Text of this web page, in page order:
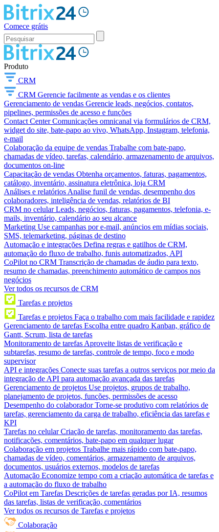
Comece grátis
Produto
CRM
CRM Gerencie facilmente as vendas e os clientes
Gerenciamento de vendas Gerencie leads, negócios, contatos,
pipelines, permissões de acesso e funções
Contact Center Comunicações omnicanal via formulários de CRM,
widget do site, bate-papo ao vivo, WhatsApp, Instagram, telefonia,
e-mail
Colaboração da equipe de vendas Trabalhe com bate-papo,
chamadas de vídeo, tarefas, calendário, armazenamento de arquivos,
documentos on-line
Capacitação de vendas Obtenha orçamentos, faturas, pagamentos,
catálogo, inventário, assinatura eletrônica, loja CRM
Análises e relatórios Analise funil de vendas, desempenho dos
colaboradores, inteligência de vendas, relatórios de BI
CRM no celular Leads, negócios, faturas, pagamentos, telefonia, e-
mails, inventário, calendário ao seu alcance
Marketing Use campanhas por e-mail, anúncios em mídias sociais,
SMS, telemarketing, páginas de destino
Automação e integrações Defina regras e gatilhos de CRM,
automação do fluxo de trabalho, funis automatizados, API
CoPilot no CRM Transcrição de chamadas de áudio para texto,
resumo de chamadas, preenchimento automático de campos nos
negócios
Ver todos os recursos de CRM
Tarefas e projetos
Tarefas e projetos Faça o trabalho com mais facilidade e rapidez
Gerenciamento de tarefas Escolha entre quadro Kanban, gráfico de
Gantt, Scrum, lista de tarefas
Monitoramento de tarefas Aproveite listas de verificação e
subtarefas, resumo de tarefas, controle de tempo, foco e modo
supervisor
API e integrações Conecte suas tarefas a outros serviços por meio da
integração de API para automação avançada das tarefas
Gerenciamento de projetos Use projetos, grupos de trabalho,
planejamento de projetos, funções, permissões de acesso
Desempenho do colaborador Torne-se produtivo com relatórios de
tarefas, gerenciamento da carga de trabalho, eficiência das tarefas e
KPI
Tarefas no celular Criação de tarefas, monitoramento das tarefas,
notificações, comentários, bate-papo em qualquer lugar
Colaboração em projetos Trabalhe mais rápido com bate-papo,
chamadas de vídeo, comentários, armazenamento de arquivos,
documentos, usuários externos, modelos de tarefas
Automação Economize tempo com a criação automática de tarefas e
a automação do fluxo de trabalho
CoPilot em Tarefas Descrições de tarefas geradas por IA, resumos
das tarefas, listas de verificação, comentários
Ver todos os recursos de Tarefas e projetos
Colaboração